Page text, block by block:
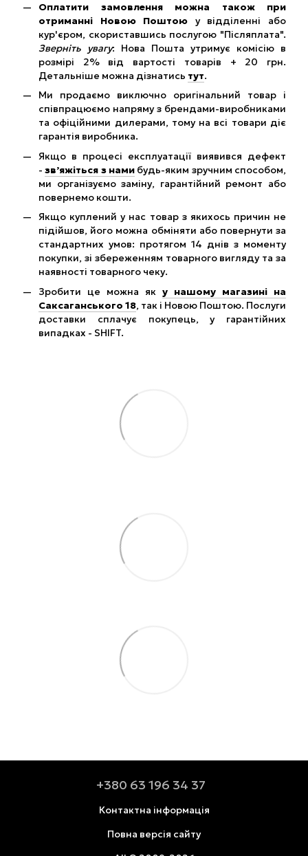
Оплатити замовлення можна також при
отриманні Новою Поштою у відділенні або
кур'єром, скориставшись послугою "Післяплата".
Зверніть увагу: Нова Пошта утримує комісію в
розмірі 2% від вартості товарів + 20 грн.
Детальніше можна дізнатись тут.
Ми продаємо виключно оригінальний товар і
співпрацюємо напряму з брендами-виробниками
та офіційними дилерами, тому на всі товари діє
гарантія виробника.
Якщо в процесі експлуатації виявився дефект
-зв’яжіться з нами будь-яким зручним способом,
ми організуємо заміну, гарантійний ремонт або
повернемо кошти.
Якщо куплений у нас товар з якихось причин не
підійшов, його можна обміняти або повернути за
стандартних умов: протягом 14 днів з моменту
покупки, зі збереженням товарного вигляду та за
наявності товарного чеку.
Зробити це можна як у нашому магазині на
Саксаганського 18, так і Новою Поштою. Послуги
доставки сплачує покупець, у гарантійних
випадках - SHIFT.
+380 63 196 34 37
Контактна інформація
Повна версія сайту